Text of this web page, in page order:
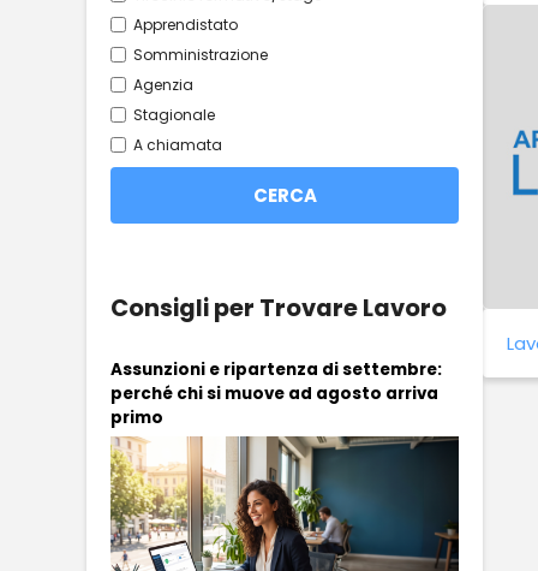
Apprendistato
Somministrazione
Agenzia
Stagionale
A chiamata
Consigli per Trovare Lavoro
Assunzioni e ripartenza di settembre:
perché chi si muove ad agosto arriva
primo